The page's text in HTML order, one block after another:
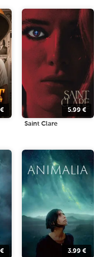
5.99 €
Saint Clare
3.99 €